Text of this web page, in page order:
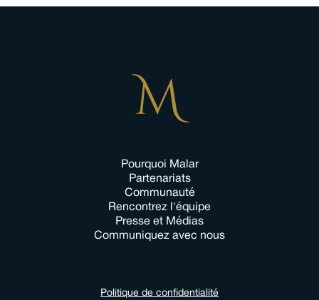
Pourquoi Malar
Partenariats
Communauté
Rencontrez l'équipe
Presse et Médias
Communiquez avec nous
Politique de confidentialité